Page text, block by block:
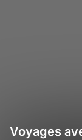
Voyages